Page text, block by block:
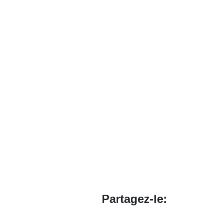
Partagez-le: